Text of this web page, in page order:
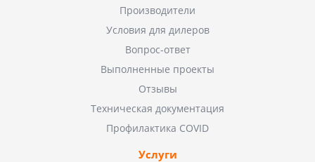
Производители
Условия для дилеров
Вопрос-ответ
Выполненные проекты
Отзывы
Техническая документация
Профилактика COVID
Услуги